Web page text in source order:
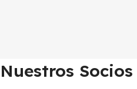
Nuestros Socios